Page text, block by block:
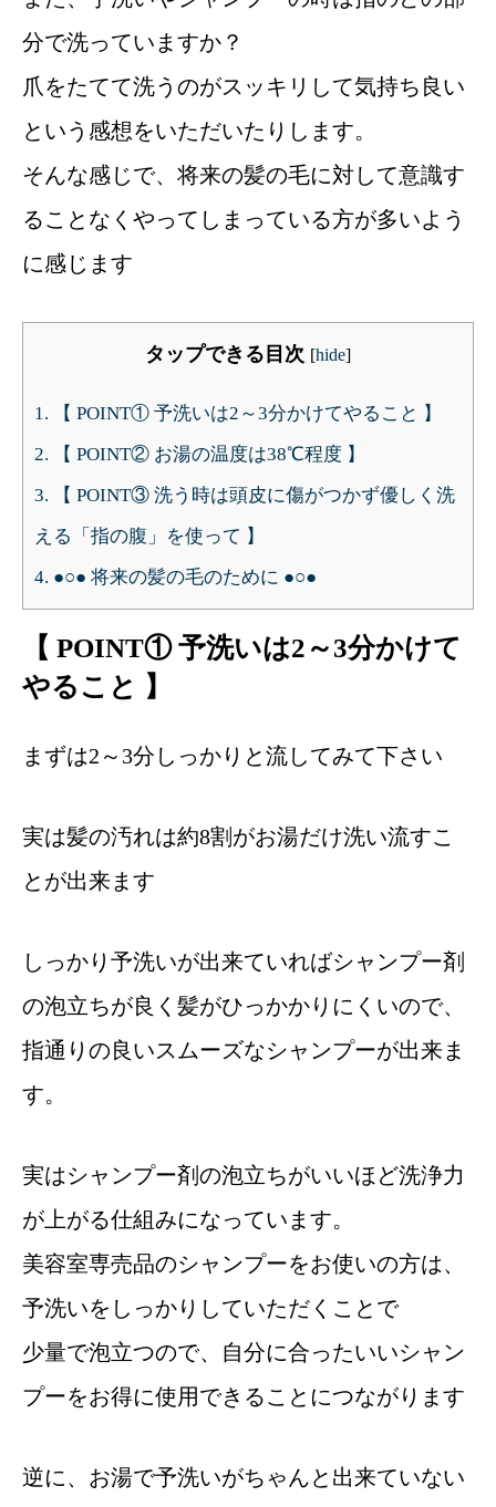
分で洗っていますか？
爪をたてて洗うのがスッキリして気持ち良い
という感想をいただいたりします。
そんな感じで、将来の髪の毛に対して意識す
ることなくやってしまっている方が多いよう
に感じます
タップできる目次 [hide]
1. 【 POINT① 予洗いは2～3分かけてやること 】
2. 【 POINT② お湯の温度は38℃程度 】
3. 【 POINT③ 洗う時は頭皮に傷がつかず優しく洗
える「指の腹」を使って 】
4. ●○● 将来の髪の毛のために ●○●
【 POINT① 予洗いは2～3分かけて
やること 】
まずは2～3分しっかりと流してみて下さい
実は髪の汚れは約8割がお湯だけ洗い流すこ
とが出来ます
しっかり予洗いが出来ていればシャンプー剤
の泡立ちが良く髪がひっかかりにくいので、
指通りの良いスムーズなシャンプーが出来ま
す。
実はシャンプー剤の泡立ちがいいほど洗浄力
が上がる仕組みになっています。
美容室専売品のシャンプーをお使いの方は、
予洗いをしっかりしていただくことで
少量で泡立つので、自分に合ったいいシャン
プーをお得に使用できることにつながります
逆に、お湯で予洗いがちゃんと出来ていない